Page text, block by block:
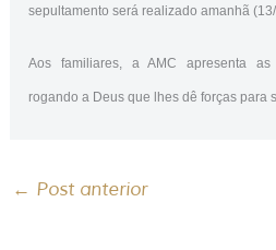
sepultamento será realizado amanhã
Aos familiares, a AMC apresenta as
rogando a Deus que lhes dê forças para
← Post anterior